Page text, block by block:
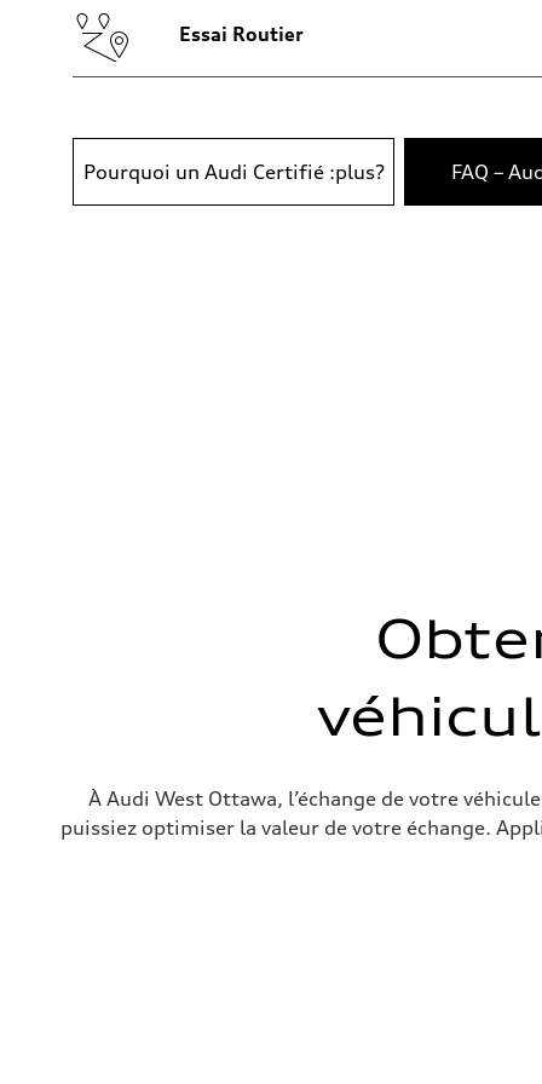
—
Réservoir de carburant (approx.)
6.2 seconds
Consommation de carburant
Carburant
Essai Routier
Pourquoi un Audi Certifié :plus? FAQ –
À Audi West Ottawa, l’échange de votre
puissiez optimiser la valeur de votre échange.